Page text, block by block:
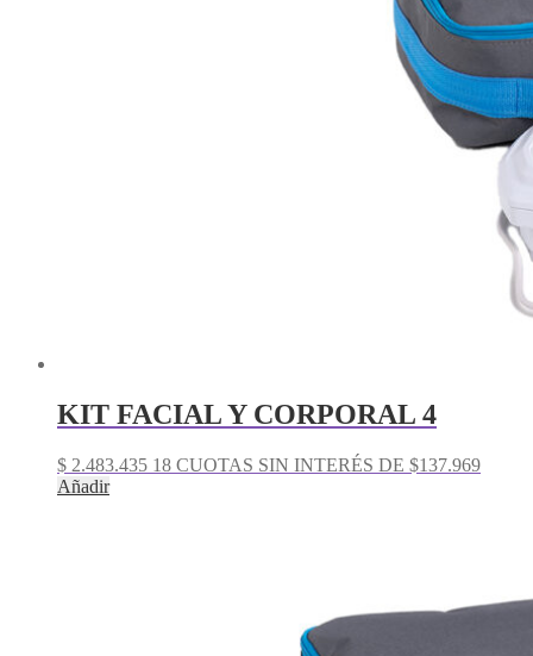
KIT FACIAL Y CORPORAL 4
$ 2.483.435 18 CUOTAS SIN INTERÉS DE $137.969
Añadir